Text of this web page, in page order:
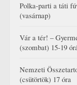
Polka-parti a táti
(vasárnap)
Vár a tér! –
(szombat) 15-19
Nemzeti
(csütörtök) 17 óra